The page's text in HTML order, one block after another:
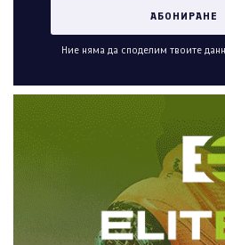
Ние няма да споделим твоите